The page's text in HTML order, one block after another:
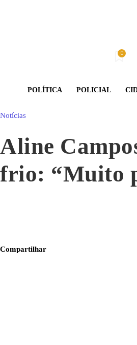
0
POLÍTICA POLICIAL
Notícias
Aline
frio: “Muito
Compartilhar